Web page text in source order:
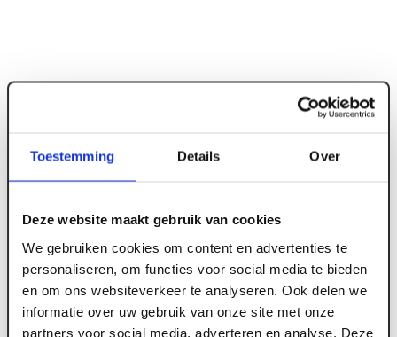
Toestemming Details Over
Deze website maakt gebruik van cookies
We gebruiken cookies om content en advertenties te
personaliseren, om functies voor social media te bieden
en om ons websiteverkeer te analyseren. Ook delen we
informatie over uw gebruik van onze site met onze
partners voor social media, adverteren en analyse. Deze
ART004919
930 x 2315 mm Berkvens Bergron model-900
stomp houtvezelplaat FSC